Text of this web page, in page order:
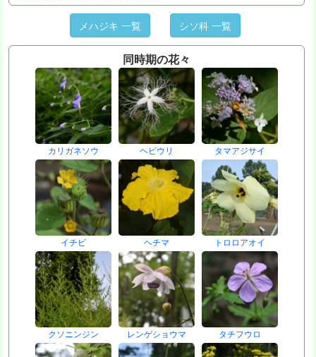
メハジキ 一覧 シソ科 一覧
同時期の花々
カリガネソウ ヘビウリ タマアジサイ
イチビ ヘチマ トロロアオイ
クソニンジン レンゲショウマ タチフウロ